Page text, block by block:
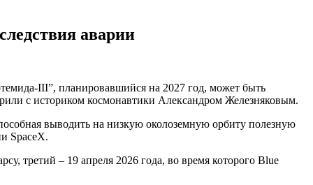
аварии
III”, планировавшийся на 2027 год, может быть
с историком космонавтики Александром Железняковым.
выводить на низкую околоземную орбиту полезную
SpaceX.
третий – 19 апреля 2026 года, во время которого Blue